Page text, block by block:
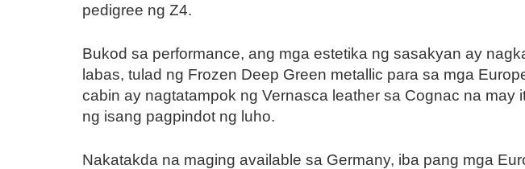
pedigree ng Z4.
Bukod sa performance, ang mga estetika ng sasakyan ay
labas, tulad ng Frozen Deep Green metallic para sa mga
cabin ay nagtatampok ng Vernasca leather sa Cognac na
ng isang pagpindot ng luho.
Nakatakda na maging available sa Germany, iba pang mga